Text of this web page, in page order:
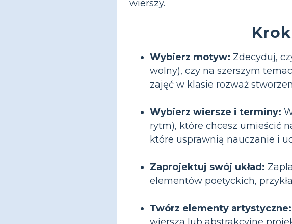
wierszy.
Wybierz motyw: Zdecyduj,
wolny), czy na szerszym
zajęć w klasie rozważ
Wybierz wiersze i terminy:
rytm), które chcesz umieścić
które usprawnią nauczanie i
Zaprojektuj swój układ:
elementów poetyckich,
Twórz elementy artystyczne: